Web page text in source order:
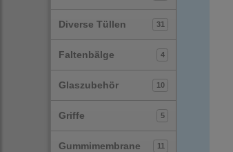
Diverse Tüllen 31
Faltenbälge 4
Glaszubehör 10
Griffe 5
Gummimembrane 11